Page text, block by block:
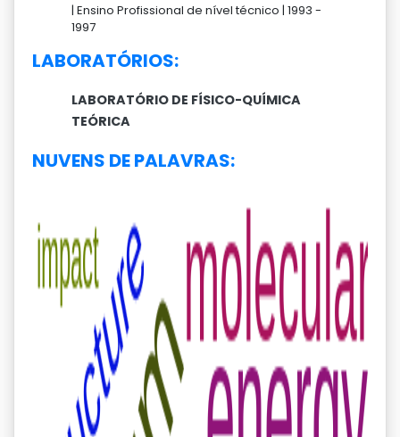
| Ensino Profissional de nível técnico | 1993 -
1997
LABORATÓRIOS:
LABORATÓRIO DE FÍSICO-QUÍMICA
TEÓRICA
NUVENS DE PALAVRAS: